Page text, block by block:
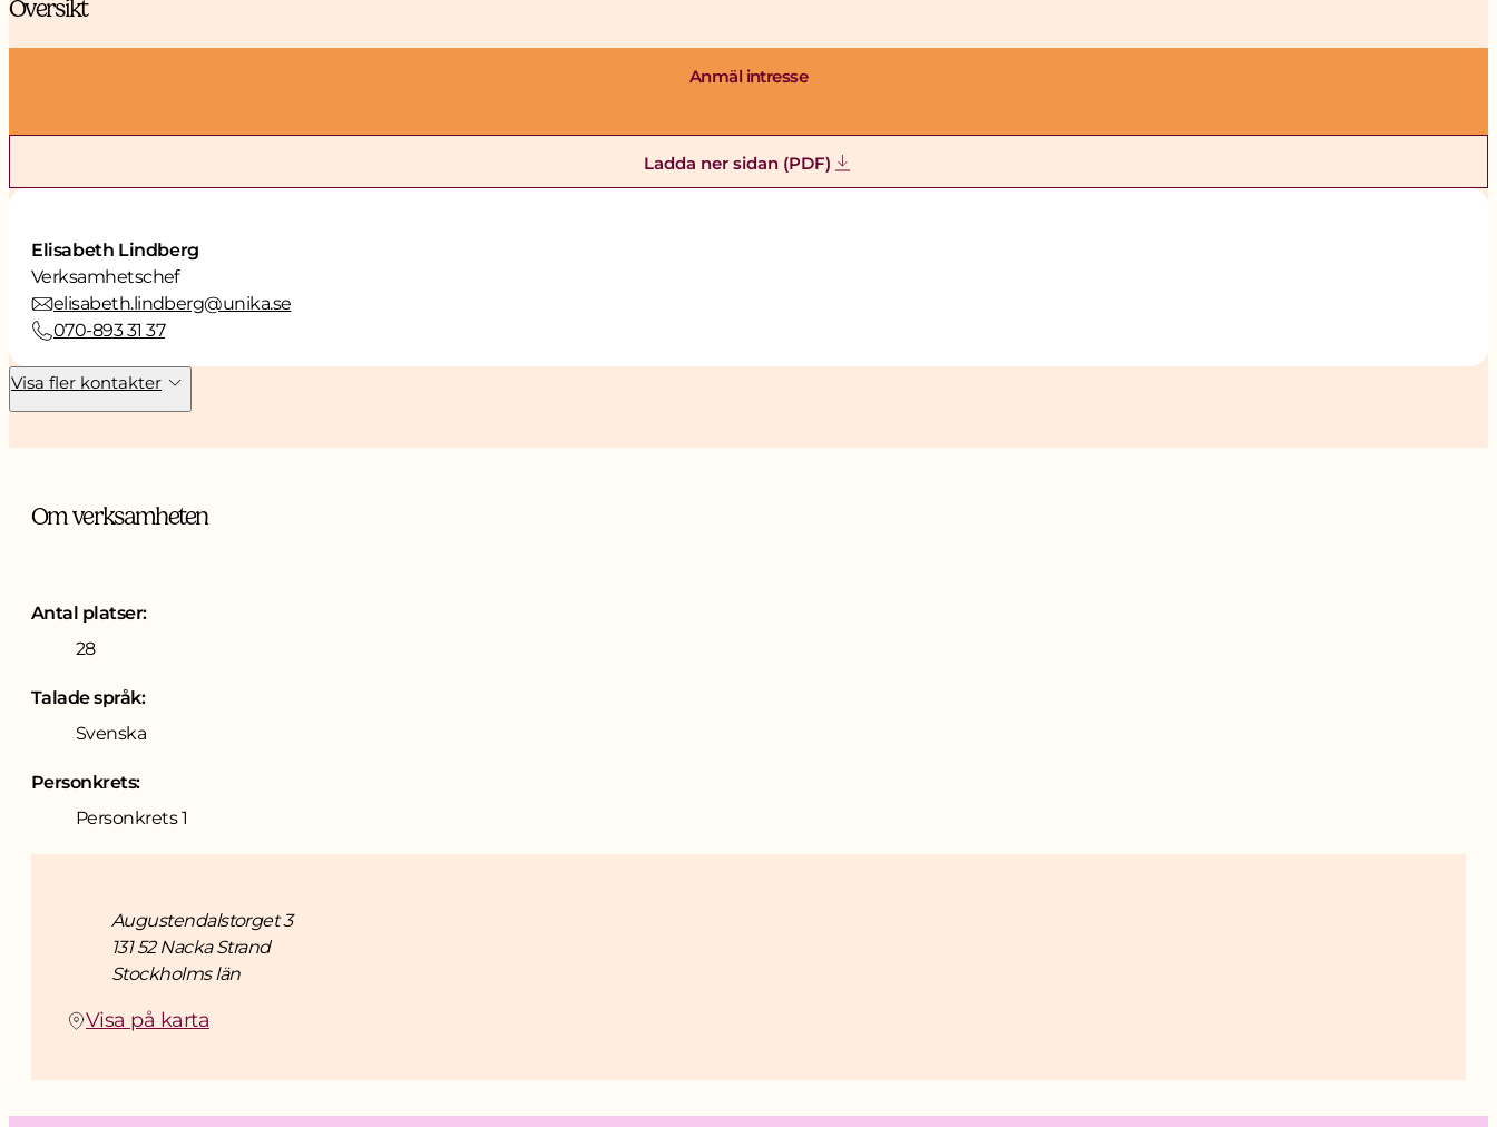
Översikt
Anmäl intresse
Ladda ner sidan (PDF)
Elisabeth Lindberg
Verksamhetschef
elisabeth.lindberg@unika.se
070-893 31 37
Visa fler kontakter
Om verksamheten
Antal platser:
28
Talade språk:
Svenska
Personkrets:
Personkrets 1
AdressAugustendalstorget 3
131 52 Nacka Strand
Stockholms län
Visa på karta(Öppnas i ny flik)